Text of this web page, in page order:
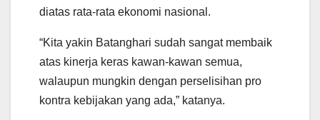
diatas rata-rata ekonomi nasional.
“Kita yakin Batanghari sudah sangat membaik
atas kinerja keras kawan-kawan semua,
walaupun mungkin dengan perselisihan pro
kontra kebijakan yang ada,” katanya.